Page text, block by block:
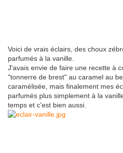
Voici de vrais éclairs, des choux
parfumés à la vanille.
J'avais envie de faire une recette à
"tonnerre de brest" au caramel au
caramélisée, mais finalement mes
parfumés plus simplement à la
temps et c'est bien aussi.